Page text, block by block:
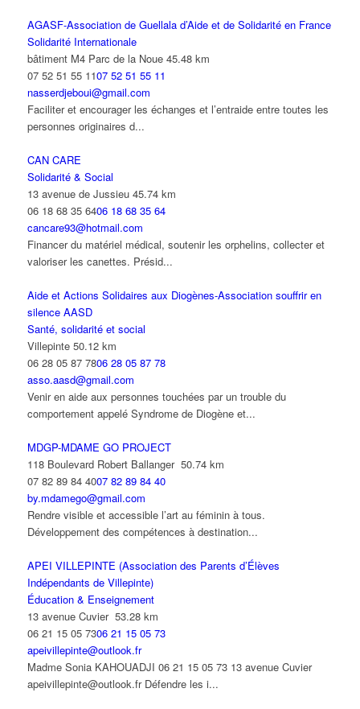
AGASF-Association de Guellala d’Aide et de Solidarité en France
Solidarité Internationale
bâtiment M4 Parc de la Noue 45.48 km
07 52 51 55 1107 52 51 55 11
nasserdjeboui@gmail.com
Faciliter et encourager les échanges et l’entraide entre toutes les
personnes originaires d...
CAN CARE
Solidarité & Social
13 avenue de Jussieu 45.74 km
06 18 68 35 6406 18 68 35 64
cancare93@hotmail.com
Financer du matériel médical, soutenir les orphelins, collecter et
valoriser les canettes. Présid...
Aide et Actions Solidaires aux Diogènes-Association souffrir en
silence AASD
Santé, solidarité et social
Villepinte 50.12 km
06 28 05 87 7806 28 05 87 78
asso.aasd@gmail.com
Venir en aide aux personnes touchées par un trouble du
comportement appelé Syndrome de Diogène et...
MDGP-MDAME GO PROJECT
118 Boulevard Robert Ballanger 50.74 km
07 82 89 84 4007 82 89 84 40
by.mdamego@gmail.com
Rendre visible et accessible l’art au féminin à tous.
Développement des compétences à destination...
APEI VILLEPINTE (Association des Parents d’Élèves
Indépendants de Villepinte)
Éducation & Enseignement
13 avenue Cuvier 53.28 km
06 21 15 05 7306 21 15 05 73
apeivillepinte@outlook.fr
Madme Sonia KAHOUADJI 06 21 15 05 73 13 avenue Cuvier
apeivillepinte@outlook.fr Défendre les i...